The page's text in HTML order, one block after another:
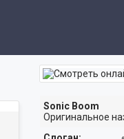
Sonic Boom
Оригинальное